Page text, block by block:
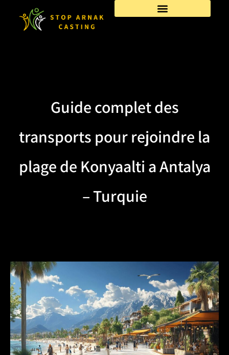
Guide complet des
transports pour rejoindre la
plage de Konyaalti a Antalya
– Turquie